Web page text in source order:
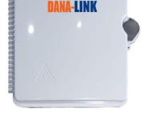
Add to
wishlist